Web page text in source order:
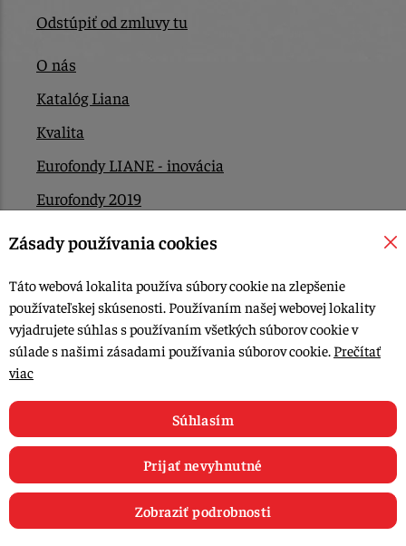
Odstúpiť od zmluvy tu
O nás
Katalóg Liana
Kvalita
Eurofondy LIANE - inovácia
Eurofondy 2019
Eurofondy 2022/2023
Kontakt
© 2015-2026, LIANA GOLIAŠ s.r.o. všetky práva vyhradené.
Upraviť nastavenia Cookies
Zásady používania cookies
Táto webová lokalita používa súbory cookie na zlepšenie
používateľskej skúsenosti. Používaním našej webovej lokality
vyjadrujete súhlas s používaním všetkých súborov cookie v
súlade s našimi zásadami používania súborov cookie. Prečítať
viac
Súhlasím
Prijať nevyhnutné
Zobraziť podrobnosti